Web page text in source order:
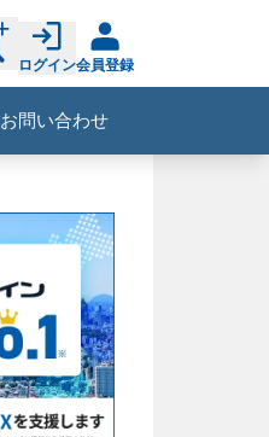
ログイン会員登録
お問い合わせ